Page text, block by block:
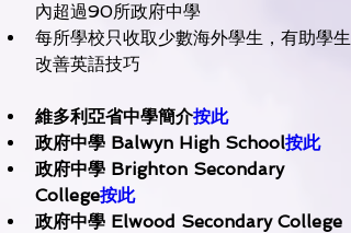
內超過90所政府中學
每所學校只收取少數海外學生，有助學生
改善英語技巧
維多利亞省中學簡介按此
政府中學 Balwyn High School按此
政府中學 Brighton Secondary
College按此
政府中學 Elwood Secondary College